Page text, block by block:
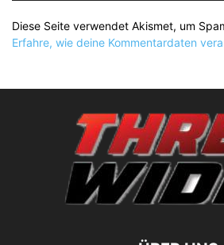
Diese Seite verwendet Akismet, um
Erfahre, wie deine Kommentardaten